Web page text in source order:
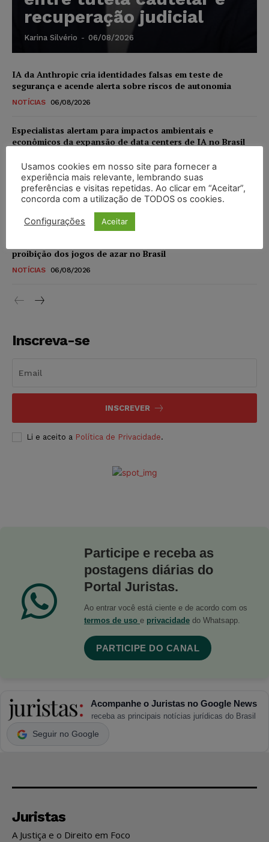
recuperação judicial
Karina Silvério - 06/08/2026
IA da Anthropic cria identidades falsas em teste de
segurança e acende alerta sobre riscos de autonomia
NOTÍCIAS 06/08/2026
Especialistas alertam para impactos ambientais e
econômicos da expansão de data centers de IA no Brasil
TSE reforça que sistemas das urnas eletrônicas tornam-se
invioláveis após assinatura digital e lacração
proibição dos jogos de azar no Brasil
NOTÍCIAS 06/08/2026
Inscreva-se
INSCREVER
Li e aceito a Política de Privacidade.
Participe e receba as
postagens diárias do
Portal Juristas.
Ao entrar você está ciente e de acordo com os
termos de uso e privacidade do Whatsapp.
PARTICIPE DO CANAL
Acompanhe o Juristas no Google News
receba as principais notícias jurídicas do Brasil
Seguir no Google
Juristas
A Justiça e o Direito em Foco
Usamos cookies em nosso site para fornecer a
experiência mais relevante, lembrando suas
preferências e visitas repetidas. Ao clicar em “Aceitar”,
concorda com a utilização de TODOS os cookies.
Configurações Aceitar